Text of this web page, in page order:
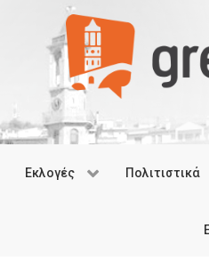
Εκλογές Πολιτιστικά